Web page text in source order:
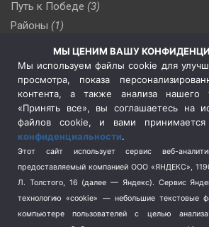
Путь к Победе (3)
Районы (1)
(509)
Сельское хозяйство (3)
Социальная политика
(3)
Спецоперация в Украине
Спецоперация на Украине
(404)
Спорт (740)
Терроризм (1)
Транспорт (262)
Туризм (178)
МЫ ЦЕНИМ ВАШУ
Мы используем файлы cookie для
просмотра, показа
контента, а также анализа нашего
«Принять все», вы соглашаетесь на
файлов cookie, и вами
конфиденциальности.
Этот сайт использует сервис веб-
предоставляемый компанией ООО «ЯНДЕКС»,
Л. Толстого, 16 (далее — Яндекс). Сервис
технологию «cookie» — небольшие текстовые
компьютере пользователей с целью